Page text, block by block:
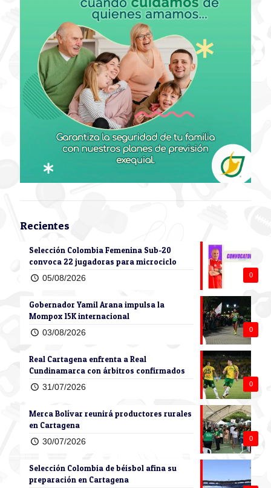
Recientes
0
Selección Colombia Femenina Sub-20
convoca 22 jugadoras para microciclo
05/08/2026
0
Gobernador Yamil Arana impulsa la
Mompox 15K internacional
03/08/2026
0
Real Cartagena enfrenta a Real
Cundinamarca con árbitros confirmados
31/07/2026
0
Merca Bolívar reunirá productores rurales
en Cartagena
30/07/2026
Selección Colombia de béisbol afina su
preparación en Cartagena